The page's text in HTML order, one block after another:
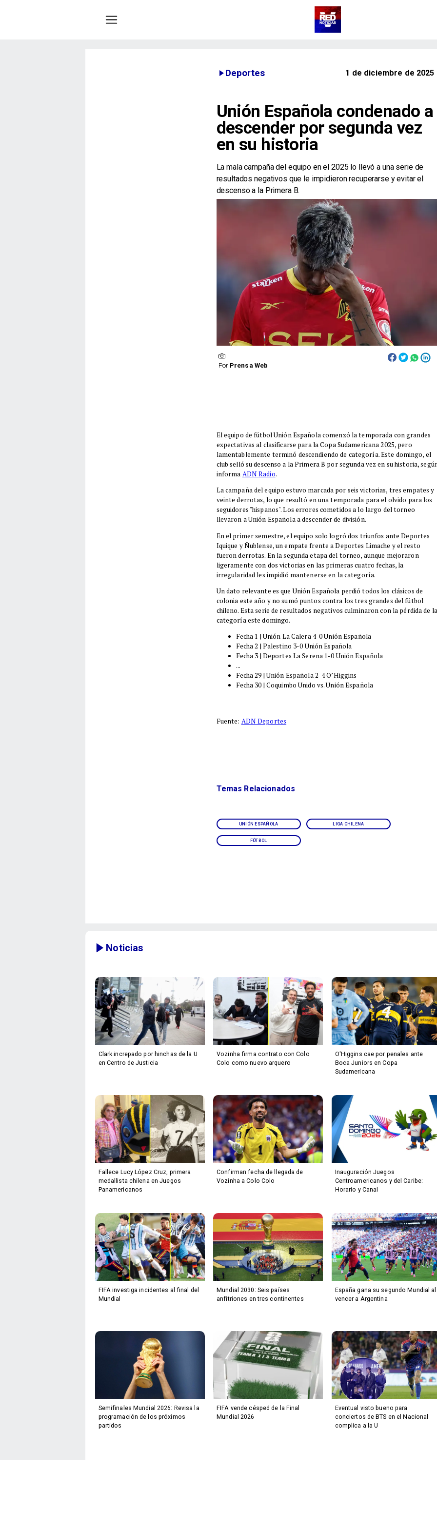
Deportes 1 de diciembre de 2025
Unión Española condenado a
descender por segunda vez
en su historia
La mala campaña del equipo en el 2025 lo llevó a una serie de
resultados negativos que le impidieron recuperarse y evitar el
descenso a la Primera B.
Por Prensa Web
El equipo de fútbol Unión Española comenzó la temporada con grandes
expectativas al clasificarse para la Copa Sudamericana 2025, pero
lamentablemente terminó descendiendo de categoría. Este domingo, el
club selló su descenso a la Primera B por segunda vez en su historia,
informa ADN Radio.
La campaña del equipo estuvo marcada por seis victorias, tres empates y
veinte derrotas, lo que resultó en una temporada para el olvido para los
seguidores "hispanos". Los errores cometidos a lo largo del torneo
llevaron a Unión Española a descender de división.
En el primer semestre, el equipo solo logró dos triunfos ante Deportes
Iquique y Ñublense, un empate frente a Deportes Limache y el resto
fueron derrotas. En la segunda etapa del torneo, aunque mejoraron
ligeramente con dos victorias en las primeras cuatro fechas, la
irregularidad les impidió mantenerse en la categoría.
Un dato relevante es que Unión Española perdió todos los clásicos de
colonia este año y no sumó puntos contra los tres grandes del fútbol
chileno. Esta serie de resultados negativos culminaron con la pérdida de la
categoría este domingo.
Fecha 1 | Unión La Calera 4-0 Unión Española
Fecha 2 | Palestino 3-0 Unión Española
Fecha 3 | Deportes La Serena 1-0 Unión Española
...
Fecha 29 | Unión Española 2-4 O’Higgins
Fecha 30 | Coquimbo Unido vs. Unión Española
Fuente: ADN Deportes
UNIÓN ESPAÑOLA LIGA CHILENA
FÚTBOL
Temas Relacionados
Noticias
Clark increpado por hinchas de la U
en Centro de Justicia
Vozinha firma contrato con Colo
Colo como nuevo arquero
O'Higgins cae por penales ante
Boca Juniors en Copa
Sudamericana
Fallece Lucy López Cruz, primera
medallista chilena en Juegos
Panamericanos
Confirman fecha de llegada de
Vozinha a Colo Colo
Inauguración Juegos
Centroamericanos y del Caribe:
Horario y Canal
FIFA investiga incidentes al final del
Mundial
Mundial 2030: Seis países
anfitriones en tres continentes
España gana su segundo Mundial al
vencer a Argentina
Semifinales Mundial 2026: Revisa la
programación de los próximos
partidos
FIFA vende césped de la Final
Mundial 2026
Eventual visto bueno para
conciertos de BTS en el Nacional
complica a la U